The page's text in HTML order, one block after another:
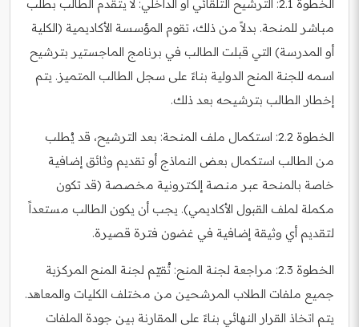
الخطوة 2.1: الترشيح التلقائي أو الداخلي: لا يتقدم الطالب بطلب
مباشر للمنحة. بدلاً من ذلك، تقوم المؤسسة الأكاديمية (الكلية
أو المدرسة) التي قبلت الطالب في برنامج الماجستير بترشيح
اسمه للجنة المنح الدولية بناءً على سجل الطالب المتميز. يتم
إخطار الطالب بترشيحه بعد ذلك.
الخطوة 2.2: استكمال ملف المنحة: بعد الترشيح، قد يُطلب
من الطالب استكمال بعض النماذج أو تقديم وثائق إضافية
خاصة بالمنحة عبر منصة إلكترونية مخصصة (قد تكون
مكملة لملف القبول الأكاديمي). يجب أن يكون الطالب مستعداً
لتقديم أي وثيقة إضافية في غضون فترة قصيرة.
الخطوة 2.3: مراجعة لجنة المنح: تُقيّم لجنة المنح المركزية
جميع ملفات الطلاب المرشحين من مختلف الكليات والمعاهد.
يتم اتخاذ القرار النهائي بناءً على المقارنة بين جودة الملفات